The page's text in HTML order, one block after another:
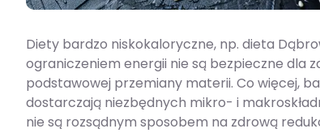
Diety bardzo niskokaloryczne, np. dieta
ograniczeniem energii nie są bezpieczne dla
podstawowej przemiany materii. Co więcej,
dostarczają niezbędnych mikro- i
nie są rozsądnym sposobem na zdrową